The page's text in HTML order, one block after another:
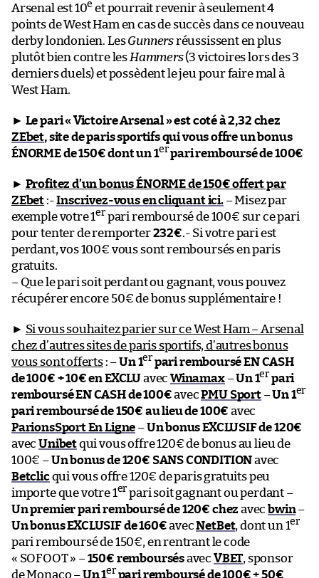
Arsenal est 10e et pourrait revenir à seulement 4
points de West Ham en cas de succès dans ce nouveau
derby londonien. LesGunnersréussissent en plus
plutôt bien contre les Hammers(3 victoires lors des 3
derniers duels) et possèdent le jeu pour faire mal à
West Ham.
► Le pari « Victoire Arsenal » est coté à 2,32 chez
ZEbet, site de paris sportifs qui vous offre un bonus
ÉNORME de 150€ dont un 1erpari remboursé de 100€
► Profitez d’un bonus ÉNORME de 150€ offert par
ZEbet :-Inscrivez-vous en cliquant ici.– Misez par
exemple votre 1er pari remboursé de 100€ sur ce pari
pour tenter de remporter232€.- Si votre pari est
perdant, vos 100€ vous sont remboursés en paris
gratuits.
– Que le pari soit perdant ou gagnant, vous pouvez
récupérer encore 50€ de bonus supplémentaire !
► Si vous souhaitez parier sur ce West Ham – Arsenal
chez d’autres sites de paris sportifs, d’autres bonus
vous sont offerts: –Un 1er pari remboursé EN CASH
de 100€ + 10€ en EXCLUavec Winamax–Un 1er pari
remboursé EN CASH de 100€avecPMU Sport–Un 1er
pari remboursé de 150€ au lieu de 100€ avec
ParionsSport En Ligne –Un bonus EXCLUSIF de 120€
avecUnibetqui vous offre 120€ de bonus au lieu de
100€ –Un bonus de 120€ SANS CONDITIONavec
Betclicqui vous offre 120€ de paris gratuits peu
importe que votre 1er pari soit gagnant ou perdant –
Un premier pari remboursé de 120€ chez avecbwin–
Un bonus EXCLUSIF de 160€avecNetBet, dont un 1er
pari remboursé de 150€, en rentrant le code
« SOFOOT » –150€ remboursésavec VBET, sponsor
de Monaco –Un 1er pari remboursé de 100€ + 50€